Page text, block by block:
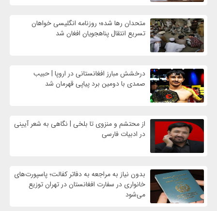
متحدان رها شده؛ روزنامه انگلیسی خواهان
تسریع انتقال پناهجویان افغان شد
درخشش مبارز افغانستانی در اروپا | حبیب
صمدی با دومین برد پیاپی قهرمان شد
از محتشم و منزوی تا بلخی | نگاهی به شعر آیینی
در ادبیات فارسی
بدون نیاز به مراجعه به دفاتر کفالت؛ پاسپورت‌های
خانواری در سفارت افغانستان در تهران توزیع
می‌شود